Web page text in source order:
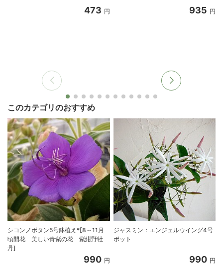
473 円 935 円
このカテゴリのおすすめ
シコンノボタン5号鉢植え*[8～11月
頃開花 美しい青紫の花 紫紺野牡
丹]
990 円
ジャスミン：エンジェルウイング4号
ポット
990 円